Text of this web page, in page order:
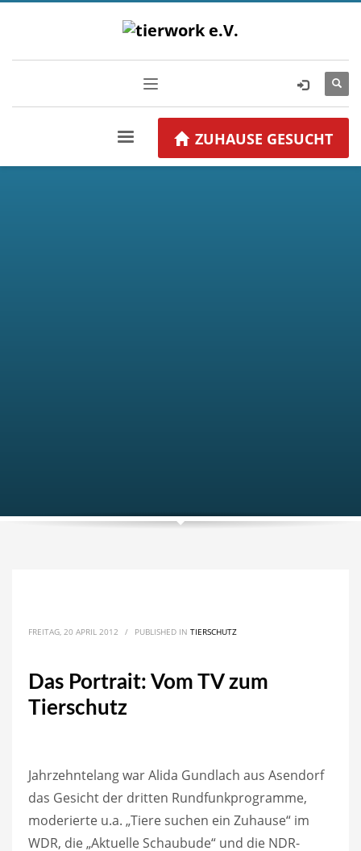
ZUHAUSE GESUCHT
FREITAG, 20 APRIL 2012 / PUBLISHED IN TIERSCHUTZ
Das Portrait: Vom TV zum
Tierschutz
Jahrzehntelang war Alida Gundlach aus Asendorf
das Gesicht der dritten Rundfunkprogramme,
moderierte u.a. „Tiere suchen ein Zuhause“ im
WDR, die „Aktuelle Schaubude“ und die NDR-